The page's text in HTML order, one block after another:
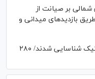
بر صیانت از
بازدید‌های میدانی و
۴۰ درصد شهدای جنگ رمضان با ژنتیک شناسایی شدند/ ۲۸۰